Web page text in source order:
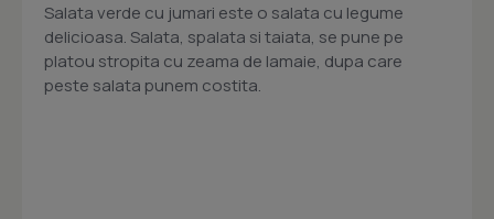
Salata verde cu jumari este o salata cu legume
delicioasa. Salata, spalata si taiata, se pune pe
platou stropita cu zeama de lamaie, dupa care
peste salata punem costita.